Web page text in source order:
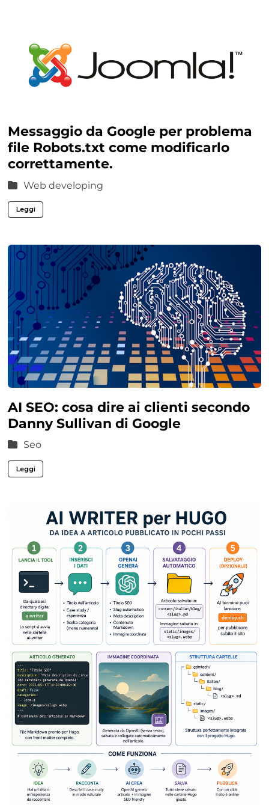
Messaggio da Google per problema
file Robots.txt come modificarlo
correttamente.
Web developing
Leggi
AI SEO: cosa dire ai clienti secondo
Danny Sullivan di Google
Seo
Leggi